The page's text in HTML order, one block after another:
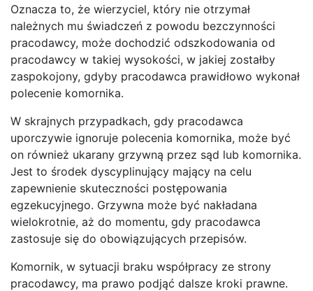
Oznacza to, że wierzyciel, który nie otrzymał
należnych mu świadczeń z powodu bezczynności
pracodawcy, może dochodzić odszkodowania od
pracodawcy w takiej wysokości, w jakiej zostałby
zaspokojony, gdyby pracodawca prawidłowo wykonał
polecenie komornika.
W skrajnych przypadkach, gdy pracodawca
uporczywie ignoruje polecenia komornika, może być
on również ukarany grzywną przez sąd lub komornika.
Jest to środek dyscyplinujący mający na celu
zapewnienie skuteczności postępowania
egzekucyjnego. Grzywna może być nakładana
wielokrotnie, aż do momentu, gdy pracodawca
zastosuje się do obowiązujących przepisów.
Komornik, w sytuacji braku współpracy ze strony
pracodawcy, ma prawo podjąć dalsze kroki prawne.